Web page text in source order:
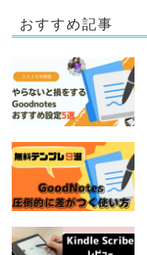
おすすめ記事